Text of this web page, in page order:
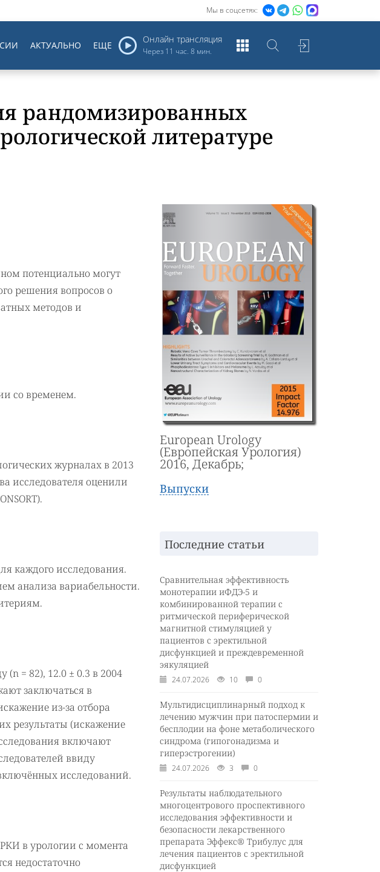
Мы в соцсетях:
Онлайн трансляция
Через 11 час. 8 мин.
АКТУАЛЬНО ЕЩЕ
рандомизированных
литературе
потенциально могут
решения вопросов о
методов и
со временем.
журналах в 2013
исследователя оценили
каждого исследования.
анализа вариабельности.
(n = 82), 12.0 ± 0.3 в 2004
заключаться в
из-за отбора
результаты (искажение
включают
ввиду
исследований.
в урологии с момента
недостаточно
European Urology
(Европейская Урология)
2016, Декабрь;
Выпуски
Последние статьи
Сравнительная эффективность
монотерапии иФДЭ-5 и
комбинированной терапии с
ритмической периферической
магнитной стимуляцией у
пациентов с эректильной
дисфункцией и преждевременной
эякуляцией
24.07.2026 10 0
Мультидисциплинарный подход к
лечению мужчин при патоспермии и
бесплодии на фоне метаболического
синдрома (гипогонадизма и
гиперэстрогении)
24.07.2026 3 0
Результаты наблюдательного
многоцентрового проспективного
исследования эффективности и
безопасности лекарственного
препарата Эффекс® Трибулус для
лечения пациентов с эректильной
дисфункцией